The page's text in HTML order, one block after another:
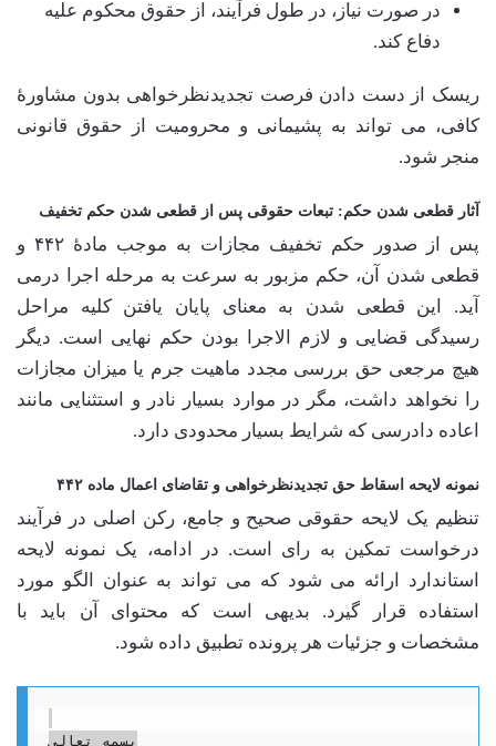
در صورت نیاز، در طول فرآیند، از حقوق محکوم علیه
دفاع کند.
ریسک از دست دادن فرصت تجدیدنظرخواهی بدون مشاورۀ
کافی، می تواند به پشیمانی و محرومیت از حقوق قانونی
منجر شود.
آثار قطعی شدن حکم: تبعات حقوقی پس از قطعی شدن حکم تخفیف
پس از صدور حکم تخفیف مجازات به موجب مادۀ ۴۴۲ و
قطعی شدن آن، حکم مزبور به سرعت به مرحله اجرا درمی
آید. این قطعی شدن به معنای پایان یافتن کلیه مراحل
رسیدگی قضایی و لازم الاجرا بودن حکم نهایی است. دیگر
هیچ مرجعی حق بررسی مجدد ماهیت جرم یا میزان مجازات
را نخواهد داشت، مگر در موارد بسیار نادر و استثنایی مانند
اعاده دادرسی که شرایط بسیار محدودی دارد.
نمونه لایحه اسقاط حق تجدیدنظرخواهی و تقاضای اعمال ماده ۴۴۲
تنظیم یک لایحه حقوقی صحیح و جامع، رکن اصلی در فرآیند
درخواست تمکین به رای است. در ادامه، یک نمونه لایحه
استاندارد ارائه می شود که می تواند به عنوان الگو مورد
استفاده قرار گیرد. بدیهی است که محتوای آن باید با
مشخصات و جزئیات هر پرونده تطبیق داده شود.
بسمه تعالی